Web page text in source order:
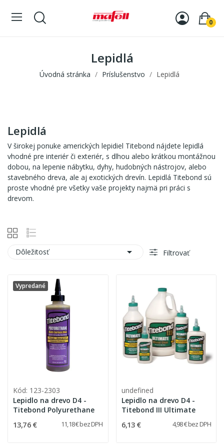
0
Lepidlá
Úvodná stránka Príslušenstvo Lepidlá
Lepidlá
V širokej ponuke amerických lepidiel Titebond nájdete lepidlá
vhodné pre interiér či exteriér, s dlhou alebo krátkou montážnou
dobou, na lepenie nábytku, dyhy, hudobných nástrojov, alebo
stavebného dreva, ale aj exotických drevín. Lepidlá Titebond sú
proste vhodné pre všetky vaše projekty najmä pri práci s
drevom.
Dôležitosť  Filtrovať
Vypredané
Kód: 123-2303
Lepidlo na drevo D4 -
Titebond Polyurethane
13,76 € 11,18 € bez DPH
undefined
Lepidlo na drevo D4 -
Titebond III Ultimate
6,13 € 4,98 € bez DPH